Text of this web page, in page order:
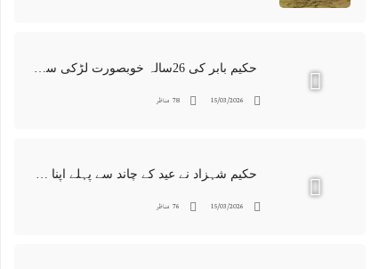
15/03/2026 78 مناظر
15/03/2026 76 مناظر